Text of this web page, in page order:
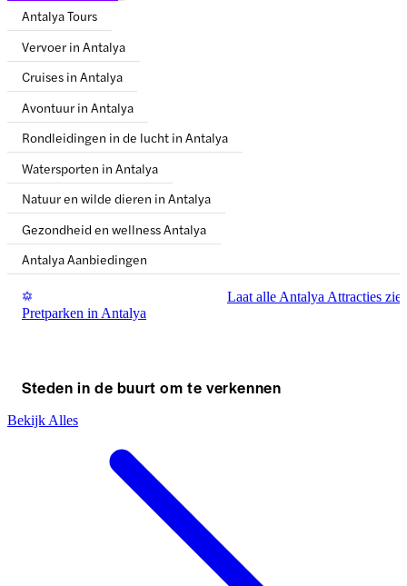
Antalya Tours
Vervoer in Antalya
Cruises in Antalya
Avontuur in Antalya
Rondleidingen in de lucht in Antalya
Watersporten in Antalya
Natuur en wilde dieren in Antalya
Gezondheid en wellness Antalya
Antalya Aanbiedingen
Pretparken in Antalya
Laat alle Antalya Attracties
Steden in de buurt om te verkennen
Bekijk Alles